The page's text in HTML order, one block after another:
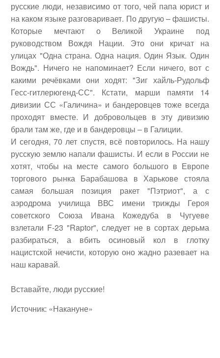
русские люди, независимо от того, чей папа юрист и
на каком языке разговаривает. По другую – фашисты.
Которые мечтают о Великой Украине под
руководством Вождя Нации. Это они кричат на
улицах "Одна страна. Одна нация. Один Язык. Один
Вождь". Ничего не напоминает? Если ничего, вот с
какими речёвками они ходят: "Зиг хайль-Рудольф
Гесс-гитлерюгенд-СС". Кстати, марши памяти 14
дивизии СС «Галичина» и бандеровцев тоже всегда
проходят вместе. И добровольцев в эту дивизию
брали там же, где и в бандеровцы – в Галиции.
И сегодня, 70 лет спустя, всё повторилось. На нашу
русскую землю напали фашисты. И если в России не
хотят, чтобы на месте самого большого в Европе
торгового рынка Барабашова в Харькове стояла
самая большая позиция ракет "Пэтриот", а с
аэродрома училища ВВС имени трижды Героя
советского Союза Ивана Кожедуба в Чугуеве
взлетали F-23 "Raptor", следует не в сортах дерьма
разбираться, а вбить осиновый кол в глотку
нацистской нечисти, которую оно жадно разевает на
наш каравай.
Вставайте, люди русские!
Источник: «Накануне»